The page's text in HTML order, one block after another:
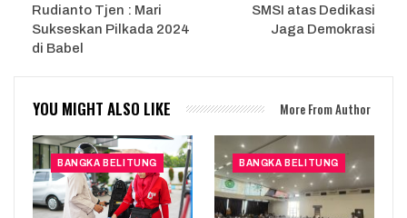
Rudianto Tjen : Mari
Sukseskan Pilkada 2024
di Babel
SMSI atas Dedikasi
Jaga Demokrasi
YOU MIGHT ALSO LIKE More From Author
BANGKA BELITUNG BANGKA BELITUNG